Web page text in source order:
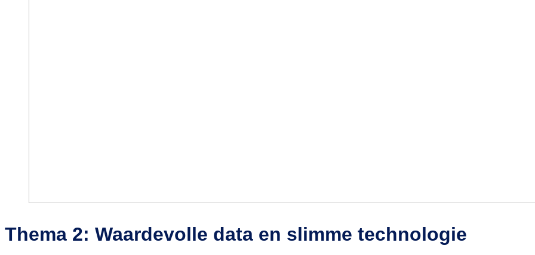
Thema 2: Waardevolle data en slimme technologie